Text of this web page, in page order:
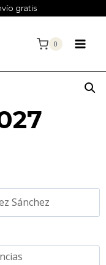
gratis
0